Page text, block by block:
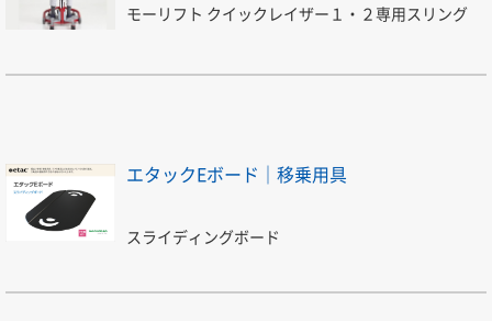
モーリフト クイックレイザー１・２専用スリング
エタックEボード｜移乗用具
スライディングボード